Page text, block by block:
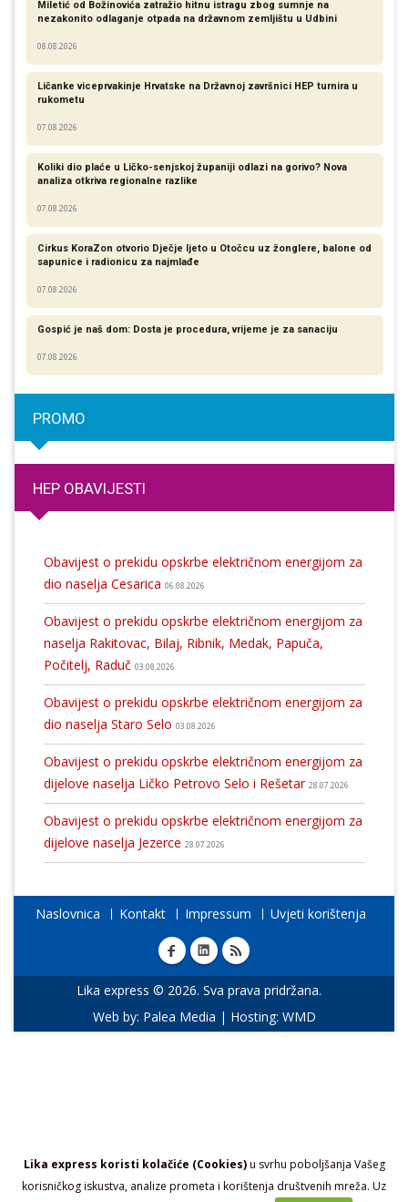
Lika express koristi kolačiće (Cookies)u svrhu poboljšanja Vašeg
korisničkog iskustva, analize prometa i korištenja društvenih mreža. Uz
Miletić od Božinovića zatražio hitnu istragu zbog sumnje na
nezakonito odlaganje otpada na državnom zemljištu u Udbini
08.08.2026
Ličanke viceprvakinje Hrvatske na Državnoj završnici HEP turnira u
rukometu
07.08.2026
Koliki dio plaće u Ličko-senjskoj županiji odlazi na gorivo? Nova
analiza otkriva regionalne razlike​
07.08.2026
Cirkus KoraZon otvorio Dječje ljeto u Otočcu uz žonglere, balone od
sapunice i radionicu za najmlađe
07.08.2026
Gospić je naš dom: Dosta je procedura, vrijeme je za sanaciju
07.08.2026
PROMO
HEP OBAVIJESTI
Obavijest o prekidu opskrbe električnom energijom za
dio naselja Cesarica 06.08.2026
Obavijest o prekidu opskrbe električnom energijom za
naselja Rakitovac, Bilaj, Ribnik, Medak, Papuča,
Počitelj, Raduč 03.08.2026
Obavijest o prekidu opskrbe električnom energijom za
dio naselja Staro Selo 03.08.2026
Obavijest o prekidu opskrbe električnom energijom za
dijelove naselja Ličko Petrovo Selo i Rešetar 28.07.2026
Obavijest o prekidu opskrbe električnom energijom za
dijelove naselja Jezerce 28.07.2026
Naslovnica Kontakt Impressum Uvjeti korištenja
Lika express © 2026. Sva prava pridržana.
Web by: Palea Media | Hosting: WMD